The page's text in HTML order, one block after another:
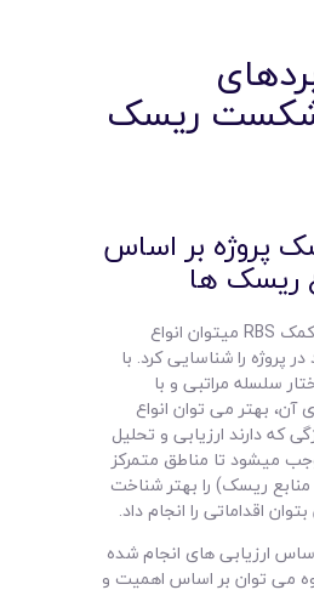
شکست ریسک
پروژه بر اساس
ریسک ها
علاوه بر آن که با کمک RBS میتوان انواع
پروژه را شناسایی کرد. با
سلسله مراتبی و با
آن، بهتر می توان انواع
که دارند ارزیابی و تحلیل
میشود تا مناطق متمرکز
ریسک) را بهتر شناخت
اقداماتی را انجام داد.
ارزیابی های انجام شده
می توان بر اساس اهمیت و